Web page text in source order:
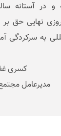
و در آستانه
نهایی حق بر
به سرکردگی
فولاد